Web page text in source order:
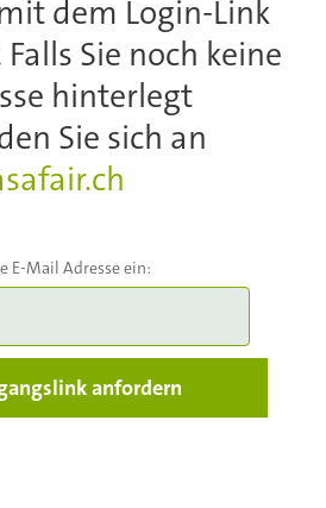
dem Login-Link
Sie noch keine
hinterlegt
Sie sich an
E-Mail Adresse ein: